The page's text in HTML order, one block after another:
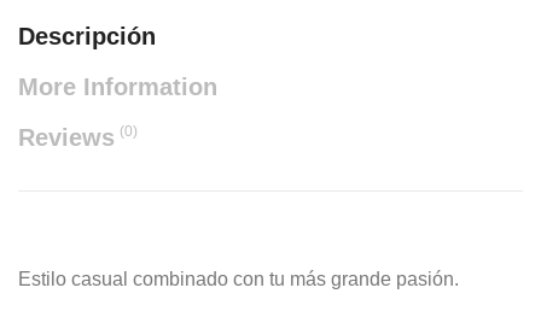
Descripción
More Information
Reviews(0)
Estilo casual combinado con tu más grande pasión.